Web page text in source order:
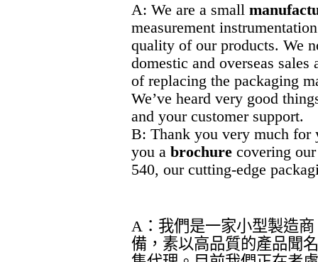
A: We are a small
measurement
quality of our products. We
domestic and overseas
of replacing the packaging
We’ve heard very good
and your customer support.
B: Thank you very much
you a brochure covering
540, our cutting-edge
A ：我們是一家小型製造
備，素以高品質的產品聞